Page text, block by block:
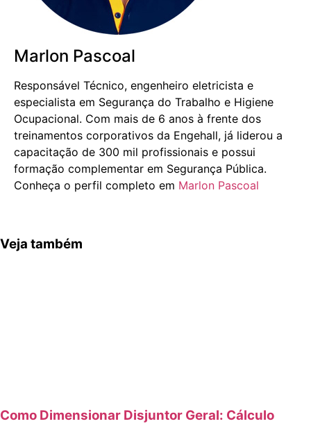
Marlon Pascoal
Responsável Técnico, engenheiro eletricista e
especialista em Segurança do Trabalho e Higiene
Ocupacional. Com mais de 6 anos à frente dos
treinamentos corporativos da Engehall, já liderou a
capacitação de 300 mil profissionais e possui
formação complementar em Segurança Pública.
Conheça o perfil completo em Marlon Pascoal
Veja também
Como Dimensionar Disjuntor Geral: Cálculo